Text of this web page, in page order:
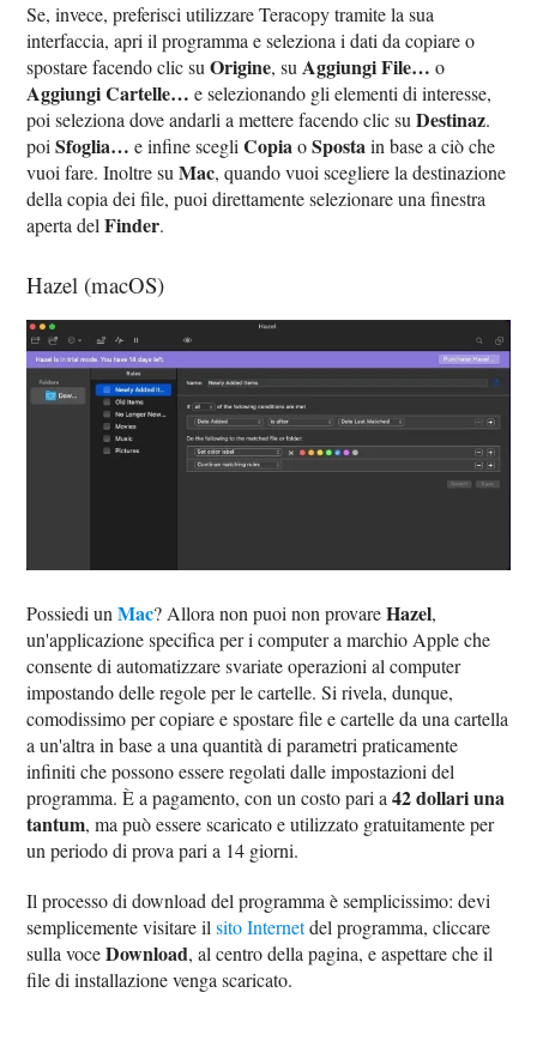
Se, invece, preferisci utilizzare Teracopy tramite la sua
interfaccia, apri il programma e seleziona i dati da copiare o
spostare facendo clic suOrigine, suAggiungi File… o
Aggiungi Cartelle… e selezionando gli elementi di interesse,
poi seleziona dove andarli a mettere facendo clic suDestinaz.
poiSfoglia… e infine scegliCopiaoSpostain base a ciò che
vuoi fare. Inoltre suMac, quando vuoi scegliere la destinazione
della copia dei file, puoi direttamente selezionare una finestra
aperta delFinder.
Hazel (macOS)
Possiedi unMac? Allora non puoi non provareHazel,
un'applicazione specifica per i computer a marchio Apple che
consente di automatizzare svariate operazioni al computer
impostando delle regole per le cartelle. Si rivela, dunque,
comodissimo per copiare e spostare file e cartelle da una cartella
a un'altra in base a una quantità di parametri praticamente
infiniti che possono essere regolati dalle impostazioni del
programma. È a pagamento, con un costo pari a42 dollari una
tantum, ma può essere scaricato e utilizzato gratuitamente per
un periodo di prova pari a 14 giorni.
Il processo di download del programma è semplicissimo: devi
semplicemente visitare ilsito Internetdel programma, cliccare
sulla voceDownload, al centro della pagina, e aspettare che il
file di installazione venga scaricato.